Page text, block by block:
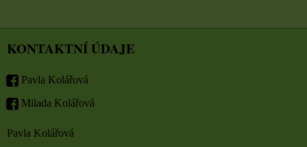
KONTAKTNÍ ÚDAJE
Pavla Kolářová
Milada Kolářová
Pavla Kolářová